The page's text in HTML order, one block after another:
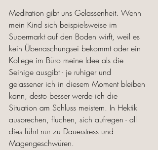
Meditation gibt uns Gelassenheit. Wenn
mein Kind sich beispielsweise im
Supermarkt auf den Boden wirft, weil es
kein Überraschungsei bekommt oder ein
Kollege im Büro meine Idee als die
Seinige ausgibt - je ruhiger und
gelassener ich in diesem Moment bleiben
kann, desto besser werde ich die
Situation am Schluss meistern. In Hektik
ausbrechen, fluchen, sich aufregen - all
dies führt nur zu Dauerstress und
Magengeschwüren.